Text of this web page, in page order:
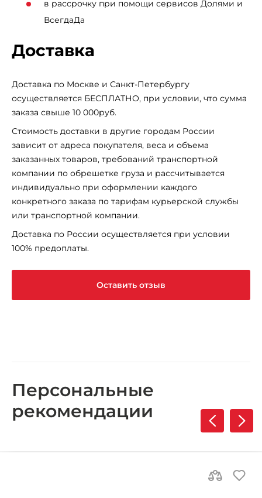
в рассрочку при помощи сервисов Долями и
ВсегдаДа
Доставка
Доставка по Москве и Санкт-Петербургу
осуществляется БЕСПЛАТНО, при условии, что сумма
заказа свыше 10 000руб.
Стоимость доставки в другие городам России
зависит от адреса покупателя, веса и объема
заказанных товаров, требований транспортной
компании по обрешетке груза и рассчитывается
индивидуально при оформлении каждого
конкретного заказа по тарифам курьерской службы
или транспортной компании.
Доставка по России осуществляется при условии
100% предоплаты.
Оставить отзыв
Персональные
рекомендации